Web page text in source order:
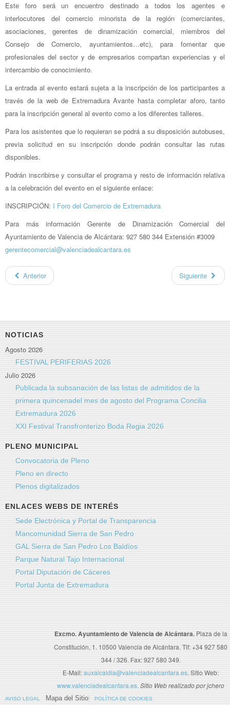
Este foro será un encuentro destinado a todos los agentes e
interlocutores del comercio minorista de la región (comerciantes,
asociaciones, gerentes de dinamización comercial, miembros del
Consejo de Comercio, ayuntamientos…etc), para fomentar que
profesionales del sector y de empresarios compartan experiencias y el
intercambio de conocimiento.
La entrada al evento estará sujeta a la inscripción de los participantes a
través de la web de Extremadura Avante hasta completar aforo, tanto
para la inscripción general al evento como a los diferentes talleres.
Para los asistentes que lo requieran se podrá a su disposición autobuses,
previa solicitud en su inscripción donde podrán consultar las rutas
disponibles.
Podrán inscribirse y consultar el programa y resto de información relativa
a la celebración del evento en el siguiente enlace:
INSCRIPCIÓN: I Foro del Comercio de Extremadura
Para más información Gerente de Dinamización Comercial del
Ayuntamiento de Valencia de Alcántara: 927 580 344 Extensión #3009
gerentecomercial@valenciadealcantara.es
Anterior Siguiente
NOTICIAS
Agosto 2026
FESTIVAL PERIFERIAS 2026
Julio 2026
Publicada la subsanación de las listas de admitidos de la
primera quincenadel mes de agosto del Programa Concilia
Extremadura 2026
XXI Festival Transfronterizo Boda Regia 2026
PLENO MUNICIPAL
Convocatoria de Pleno
Pleno en directo
Plenos digitalizados
ENLACES WEBS DE INTERÉS
Sede Electrónica y Portal de Transparencia
Mancomunidad Sierra de San Pedro
GAL Sierra de San Pedro Los Baldíos
Parque Natural Tajo Internacional
Portal Diputación de Cáceres
Portal Junta de Extremadura
Excmo. Ayuntamiento de Valencia de Alcántara. Plaza de la
Constitución, 1. 10500 Valencia de Alcántara. Tlf: +34 927 580
344 / 326. Fax: 927 580 349.
E-Mail:auxalcaldia@valenciadealcantara.es. Sitio Web:
www.valenciadealcantara.es. Sitio Web realizado por jchero
AVISO LEGAL Mapa del Sitio POLÍTICA DE COOKIES